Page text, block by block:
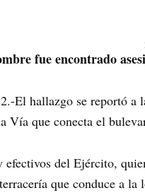
fue encontrado
El hallazgo se reportó a
Vía que conecta el
del Ejército,
que conduce a la